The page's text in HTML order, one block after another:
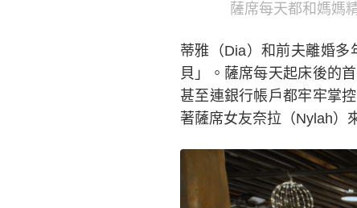
薩席每天都和媽媽
蒂雅（Dia）和前夫離婚
貝」。薩席每天起床後的
甚至連銀行帳戶都牢牢掌
著薩席女友奈拉（Nylah）